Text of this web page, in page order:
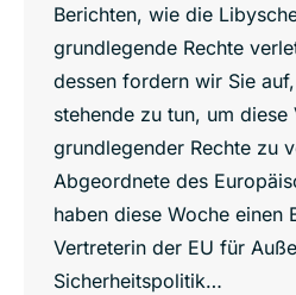
Berichten, wie die
grundlegende Rechte
dessen fordern wir Sie
stehende zu tun, um diese
grundlegender Rechte zu
Abgeordnete des
haben diese Woche einen
Vertreterin der EU für
Sicherheitspolitik…